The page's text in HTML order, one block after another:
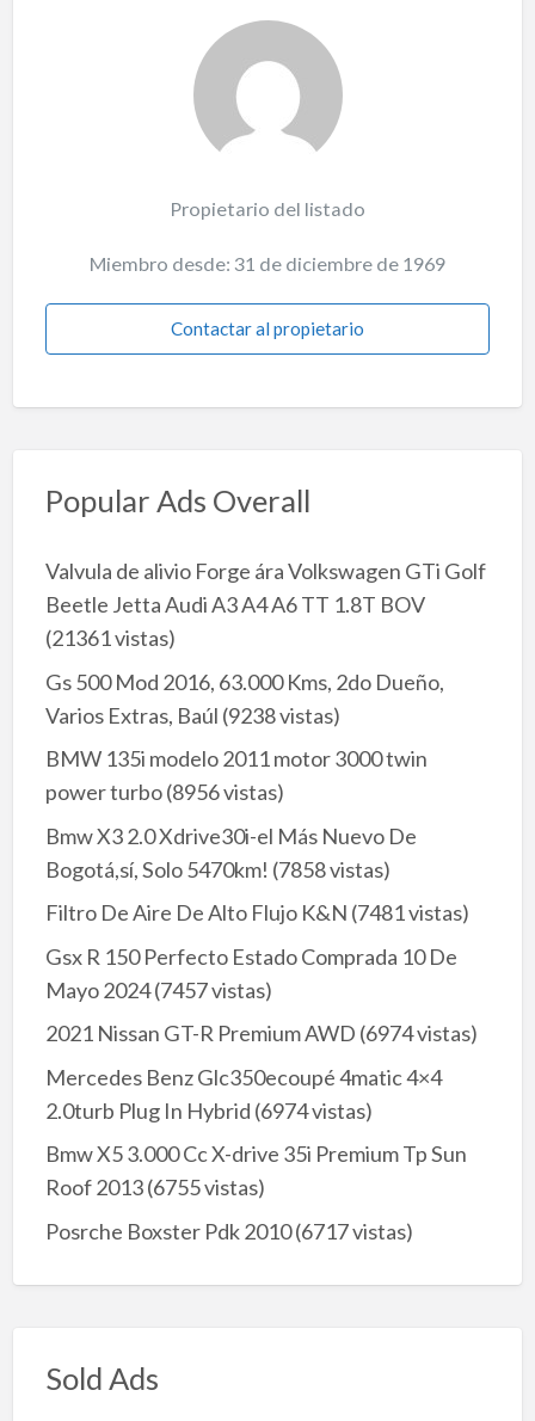
Propietario del listado
Miembro desde: 31 de diciembre de 1969
Contactar al propietario
Popular Ads Overall
Valvula de alivio Forge ára Volkswagen GTi Golf
Beetle Jetta Audi A3 A4 A6 TT 1.8T BOV
(21361 vistas)
Gs 500 Mod 2016, 63.000 Kms, 2do Dueño,
Varios Extras, Baúl (9238 vistas)
BMW 135i modelo 2011 motor 3000 twin
power turbo(8956 vistas)
Bmw X3 2.0 Xdrive30i-el Más Nuevo De
Bogotá,sí, Solo 5470km! (7858 vistas)
Filtro De Aire De Alto Flujo K&N (7481 vistas)
Gsx R 150 Perfecto Estado Comprada 10 De
Mayo 2024(7457 vistas)
2021 Nissan GT-R Premium AWD (6974 vistas)
Mercedes Benz Glc350ecoupé 4matic 4×4
2.0turb Plug In Hybrid (6974 vistas)
Bmw X5 3.000 Cc X-drive 35i Premium Tp Sun
Roof 2013(6755 vistas)
Posrche Boxster Pdk 2010(6717 vistas)
Sold Ads